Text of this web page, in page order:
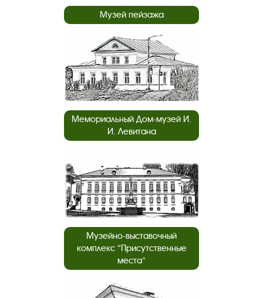
Музей пейзажа
Мемориальный Дом-музей И.
И. Левитана
Музейно-выставочный
комплекс “Присутственные
места”